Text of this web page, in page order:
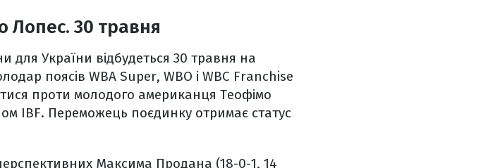
Лопес. 30 травня
для України відбудеться 30 травня на
поясів WBA Super, WBO і WBC Franchise
проти молодого американця Теофімо
IBF. Переможець поєдинку отримає статус
Максима Продана (18-0-1, 14